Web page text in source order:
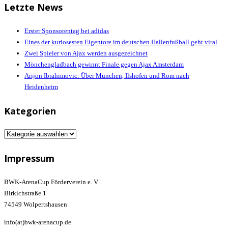
Letzte News
Erster Sponsorentag bei adidas
Eines der kuriosesten Eigentore im deutschen Hallenfußball geht viral
Zwei Spieler von Ajax werden ausgezeichnet
Mönchengladbach gewinnt Finale gegen Ajax Amsterdam
Arijon Ibrahimovic: Über München, Ilshofen und Rom nach
Heidenheim
Kategorien
Kategorien
Impressum
BWK-ArenaCup Förderverein e. V.
Birkichstraße 1
74549 Wolpertshausen
info(at)bwk-arenacup.de